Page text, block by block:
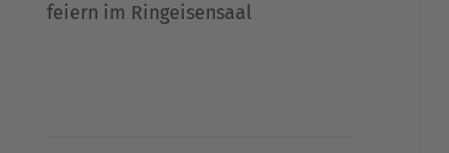
feiern im Ringeisensaal